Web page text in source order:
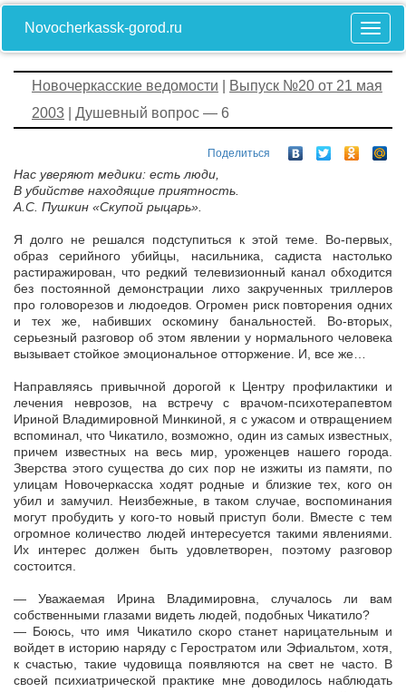
Novocherkassk-gorod.ru
Новочеркасские ведомости
Выпуск №20 от 21 мая
2003 | Душевный вопрос — 6
Поделиться
Нас уверяют медики: есть люди,
В убийстве находящие приятность.
А.С. Пушкин «Скупой рыцарь».
Я долго не решался подступиться к этой теме. Во-первых,
образ серийного убийцы, насильника, садиста настолько
растиражирован, что редкий телевизионный канал обходится
без постоянной демонстрации лихо закрученных триллеров
про головорезов и людоедов. Огромен риск повторения одних
и тех же, набивших оскомину банальностей. Во-вторых,
серьезный разговор об этом явлении у нормального человека
вызывает стойкое эмоциональное отторжение. И, все же…
Направляясь привычной дорогой к Центру профилактики и
лечения неврозов, на встречу с врачом-психотерапевтом
Ириной Владимировной Минкиной, я с ужасом и отвращением
вспоминал, что Чикатило, возможно, один из самых известных,
причем известных на весь мир, уроженцев нашего города.
Зверства этого существа до сих пор не изжиты из памяти, по
улицам Новочеркасска ходят родные и близкие тех, кого он
убил и замучил. Неизбежные, в таком случае, воспоминания
могут пробудить у кого-то новый приступ боли. Вместе с тем
огромное количество людей интересуется такими явлениями.
Их интерес должен быть удовлетворен, поэтому разговор
состоится.
— Уважаемая Ирина Владимировна, случалось ли вам
собственными глазами видеть людей, подобных Чикатило?
— Боюсь, что имя Чикатило скоро станет нарицательным и
войдет в историю наряду с Геростратом или Эфиальтом, хотя,
к счастью, такие чудовища появляются на свет не часто. В
своей психиатрической практике мне доводилось наблюдать